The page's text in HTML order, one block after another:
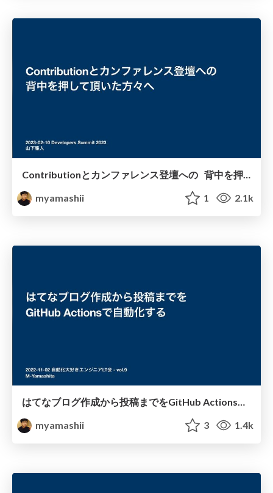
Contributionとカンファレンス登壇への 背中を押して頂いた方々へ
myamashii
1 2.1k
はてなブログ作成から投稿までをGitHub Actionsで自動化する
myamashii
3 1.4k